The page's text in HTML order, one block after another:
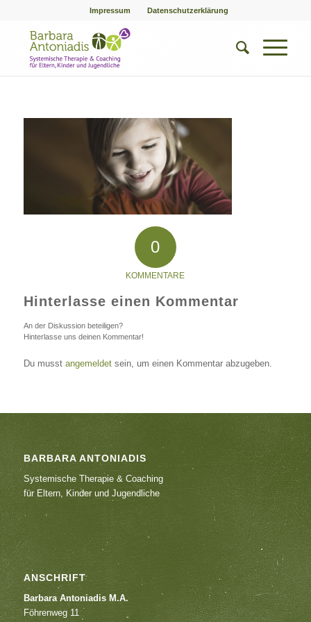
Impressum Datenschutzerklärung
0
KOMMENTARE
Hinterlasse einen Kommentar
An der Diskussion beteiligen?
Hinterlasse uns deinen Kommentar!
Du musst angemeldetsein, um einen Kommentar abzugeben.
BARBARA ANTONIADIS
Systemische Therapie & Coaching
für Eltern, Kinder und Jugendliche
ANSCHRIFT
Barbara Antoniadis M.A.
Föhrenweg 11